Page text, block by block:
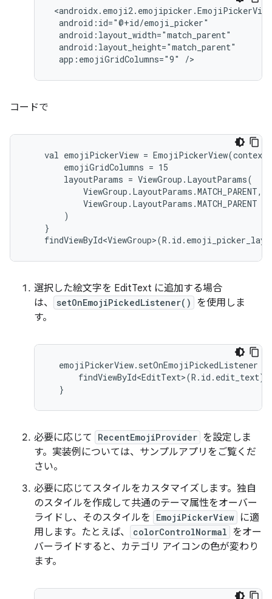
<androidx.emoji2.emojipicker.EmojiPickerView
  android:id="@+id/emoji_picker"
  android:layout_width="match_parent"
  android:layout_height="match_parent"
コードで
val emojiPickerView =
        emojiGridColumns = 15
        layoutParams = ViewGroup.LayoutParams(
            ViewGroup.LayoutParams.MATCH_PARENT,
            ViewGroup.LayoutParams.MATCH_PARENT
        )
    }
選択した絵文字を EditText に追加する場合
は、
setOnEmojiPickedListener()
を使用しま
す。
  emojiPickerView.setOnEmojiPickedListener {
必要に応じて RecentEmojiProvider を設定しま
す。実装例については、サンプルアプリをご覧くだ
さい。
必要に応じてスタイルをカスタマイズします。独自
のスタイルを作成して共通のテーマ属性をオーバー
ライドし、そのスタイルを
EmojiPickerView に適
用します。たとえば、
colorControlNormal をオー
バーライドすると、カテゴリ アイコンの色が変わり
ます。